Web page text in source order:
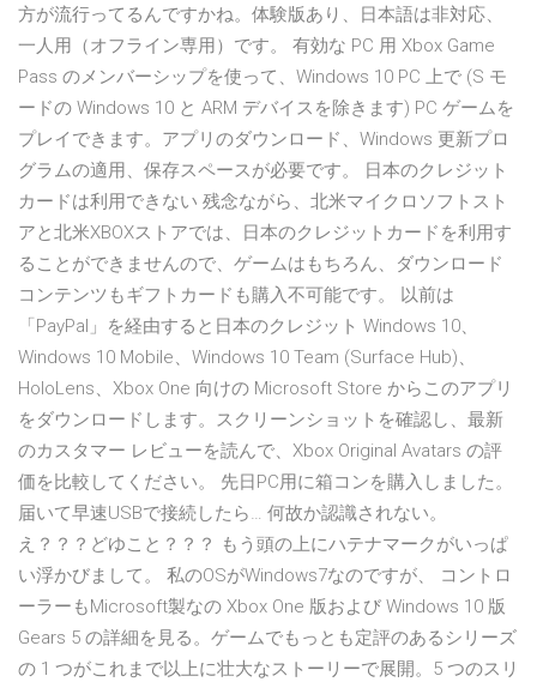
方が流行ってるんですかね。体験版あり、日本語は非対応、
一人用（オフライン専用）です。 有効な PC 用 Xbox Game
Pass のメンバーシップを使って、Windows 10 PC 上で (S モ
ードの Windows 10 と ARM デバイスを除きます) PC ゲームを
プレイできます。アプリのダウンロード、Windows 更新プロ
グラムの適用、保存スペースが必要です。 日本のクレジット
カードは利用できない 残念ながら、北米マイクロソフトスト
アと北米XBOXストアでは、日本のクレジットカードを利用す
ることができませんので、ゲームはもちろん、ダウンロード
コンテンツもギフトカードも購入不可能です。 以前は
「PayPal」を経由すると日本のクレジット Windows 10、
Windows 10 Mobile、Windows 10 Team (Surface Hub)、
HoloLens、Xbox One 向けの Microsoft Store からこのアプリ
をダウンロードします。スクリーンショットを確認し、最新
のカスタマー レビューを読んで、Xbox Original Avatars の評
価を比較してください。 先日PC用に箱コンを購入しました。
届いて早速USBで接続したら… 何故か認識されない。
え？？？どゆこと？？？ もう頭の上にハテナマークがいっぱ
い浮かびまして。 私のOSがWindows7なのですが、 コントロ
ーラーもMicrosoft製なの Xbox One 版および Windows 10 版
Gears 5 の詳細を見る。ゲームでもっとも定評のあるシリーズ
の 1 つがこれまで以上に壮大なストーリーで展開。5 つのスリ